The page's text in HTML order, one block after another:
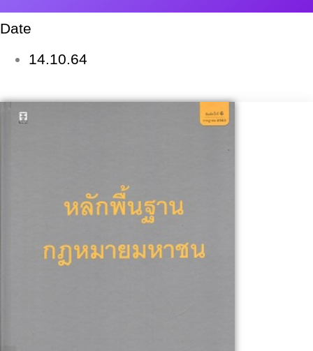
Date
14.10.64